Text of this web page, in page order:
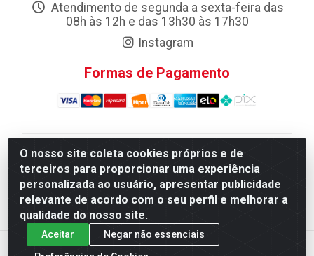
O nosso site coleta cookies próprios e de
terceiros para proporcionar uma experiência
personalizada ao usuário, apresentar publicidade
relevante de acordo com o seu perfil e melhorar a
qualidade do nosso site.
Aceitar
Negar não essenciais
Atendimento de segunda a sexta-feira das
08h às 12h e das 13h30 às 17h30
Instagram
Formas de Pagamento
Atacadao da Limpeza F. Pereira Queiroz Comercio e
Distribuicao LTDA - Quadra Qi 10 Lotes 39 e, 41 - Setor
Industrial (Taguatinga), Brasília/DF - CEP 72.135-100 -
CNPJ 13.184.675/0001-80